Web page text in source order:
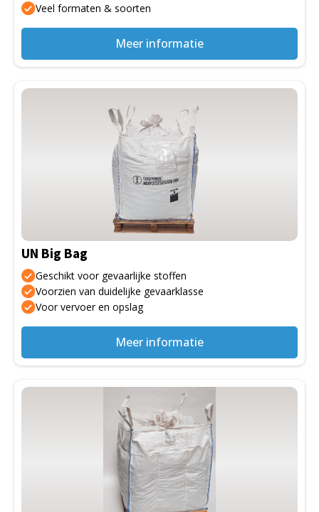
Veel formaten & soorten
Meer informatie
productpagina
UN Big Bag
Geschikt voor gevaarlijke stoffen
Voorzien van duidelijke gevaarklasse
Voor vervoer en opslag
Meer informatie
Dit
gekozen
worden
op
de
productpagina
Dit